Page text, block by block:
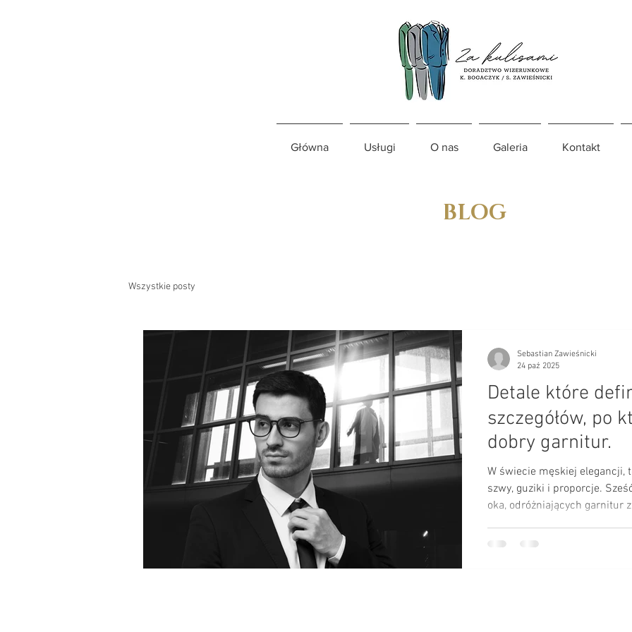
Główna Usługi O nas Galeria Kontakt
BLOG
Wszystkie posty
Detale które
szczegółów, po
dobry garnitur.
W świecie męskiej elegancji,
szwy, guziki i proporcje.
oka, odróżniających garnitur
Sebastian Zawieśnicki
24 paź 2025